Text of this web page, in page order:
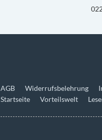
AGB Widerrufsbelehrung
Startseite
Vorteilswelt